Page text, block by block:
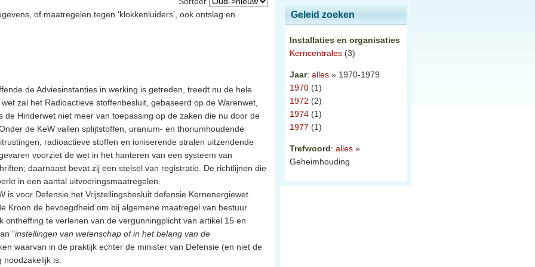
of maatregelen tegen 'klokkenluiders’, ook ontslag en
de Adviesinstanties in werking is getreden, treedt nu de hele
zal het Radioactieve stoffenbesluit, gebaseerd op de Warenwet,
de Hinderwet niet meer van toepassing op de zaken die nu door de
de KeW vallen splijtstoffen, uranium- en thoriumhoudende
radioactieve stoffen en ioniserende stralen uitzendende
voorziet de wet in het hanteren van een systeem van
daarnaast bevat zij een stelsel van registratie. De richtlijnen die
in een aantal uitvoeringsmaatregelen.
is voor Defensie het Vrijstellingsbesluit defensie Kernenergiewet
Kroon de bevoegdheid om bij algemene maatregel van bestuur
ontheffing te verlenen van de vergunningplicht van artikel 15 en
"instellingen van wetenschap of in het belang van de
waarvan in de praktijk echter de minister van Defensie (en niet de
is.
Geleid zoeken
Installaties en organisaties
Kerncentrales (3)
Jaar: alles » 1970-1979
1970 (1)
1972 (2)
1974 (1)
1977 (1)
Trefwoord: alles »
Geheimhouding